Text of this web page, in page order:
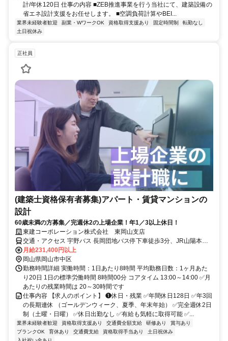
計/年休120日 仕事の内容 ■ZEB推進事業を行う当社にて、建築設備の
省エネ設計支援をお任せします。 ■空調負荷計算やBEI...
業界未経験者歓迎 副業・WワークOK 資格取得支援あり 固定時間制
転勤なし
土日祝休み
正社員
(建築士資格保有者募集)アパート・賃貸マンションの
設計
60歳未満の方募集／完週休2の上場企業！年1／3以上休日！
東建コーポレーション株式会社 東岡山支店
交通・アクセス 宇野バス 長岡団地バス停下車徒歩3分、JR山陽本線
東岡山駅下車徒歩12分
月給231,400円以上
岡山県岡山市中区
勤務時間詳細 実働時間：1日あたり8時間 平均勤務日数：1ヶ月あた
り20日 1日の標準労働時間 8時間00分 コアタイム 13:00～14:00 ✅月
あたりの残業時間は 20～30時間です
仕事内容 【求人のポイント】 ❶休日・残業 ✅年間休日128日 ✅年3回
の長期連休 （ゴールデンウィーク、夏季、年末年始） ✅完全週休2日
制（土曜・日曜） ✅休日出勤なし ✅有給も気軽に取得可能 ✅...
業界未経験者歓迎 資格取得支援あり 交通費全額支給 研修あり
賞与あり
ブランクOK
育休あり 交通費支給 資格取得手当あり
土日祝休み